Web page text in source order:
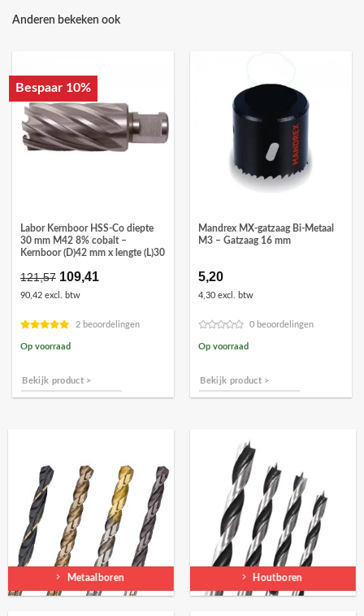
Anderen bekeken ook
Bespaar 10%
Labor Kernboor HSS-Co diepte
30 mm M42 8% cobalt –
Kernboor (D)42 mm x lengte (L)30
121,57 Oorspronkelijke
prijs
was:
109,41
90,42 excl. btw
2 beoordelingen
Op voorraad
Bekijk product >
Mandrex MX-gatzaag Bi-Metaal
M3 – Gatzaag 16 mm
5,20
4,30 excl. btw
0 beoordelingen
Op voorraad
Bekijk product >
Metaalboren Houtboren